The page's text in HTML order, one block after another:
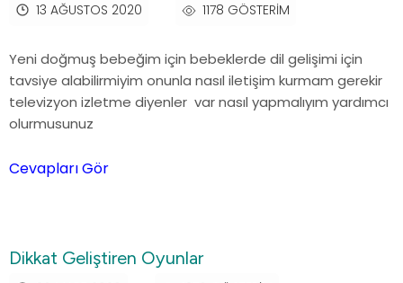
13 AĞUSTOS 2020 1178 GÖSTERIM
Yeni doğmuş bebeğim için bebeklerde dil gelişimi için
tavsiye alabilirmiyim onunla nasıl iletişim kurmam gerekir
televizyon izletme diyenler var nasıl yapmalıyım yardımcı
olurmusunuz
Cevapları Gör
Dikkat Geliştiren Oyunlar